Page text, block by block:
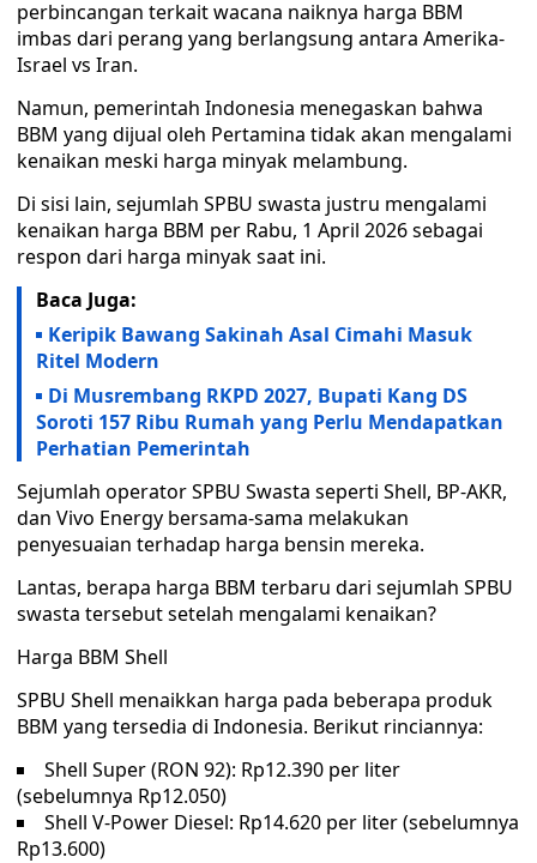
perbincangan terkait wacana naiknya harga BBM
imbas dari perang yang berlangsung antara Amerika-
Israel vs Iran.
Namun, pemerintah Indonesia menegaskan bahwa
BBM yang dijual oleh Pertamina tidak akan mengalami
kenaikan meski harga minyak melambung.
Di sisi lain, sejumlah SPBU swasta justru mengalami
kenaikan harga BBM per Rabu, 1 April 2026 sebagai
respon dari harga minyak saat ini.
Baca Juga:
Keripik Bawang Sakinah Asal Cimahi Masuk
Ritel Modern
Di Musrembang RKPD 2027, Bupati Kang DS
Soroti 157 Ribu Rumah yang Perlu Mendapatkan
Perhatian Pemerintah
Sejumlah operator SPBU Swasta seperti Shell, BP-AKR,
dan Vivo Energy bersama-sama melakukan
penyesuaian terhadap harga bensin mereka.
Lantas, berapa harga BBM terbaru dari sejumlah SPBU
swasta tersebut setelah mengalami kenaikan?
Harga BBM Shell
SPBU Shell menaikkan harga pada beberapa produk
BBM yang tersedia di Indonesia. Berikut rinciannya:
Shell Super (RON 92): Rp12.390 per liter
(sebelumnya Rp12.050)
Shell V-Power Diesel: Rp14.620 per liter (sebelumnya
Rp13.600)